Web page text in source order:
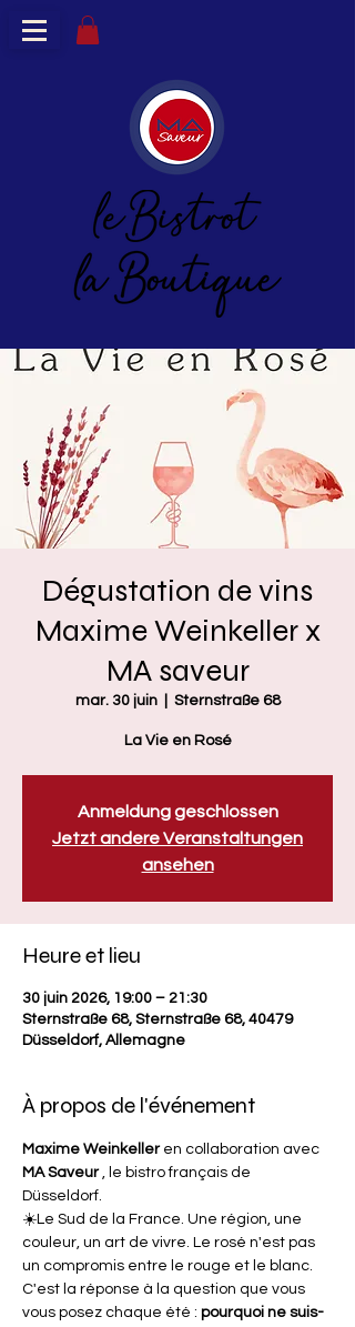
Dégustation de vins
Maxime Weinkeller x
MA saveur
mar. 30 juin
  |
Sternstraße 68
La Vie en Rosé
Anmeldung geschlossen
Jetzt andere Veranstaltungen
ansehen
Heure et lieu
30 juin 2026, 19:00 – 21:30
Sternstraße 68, Sternstraße 68, 40479
Düsseldorf, Allemagne
À propos de l'événement
Maxime Weinkeller en collaboration avec
MA Saveur , le bistro français de
Düsseldorf.
☀️Le Sud de la France. Une région, une
couleur, un art de vivre. Le rosé n'est pas
un compromis entre le rouge et le blanc.
C'est la réponse à la question que vous
vous posez chaque été : pourquoi ne suis-